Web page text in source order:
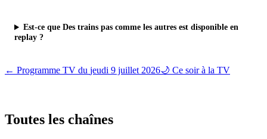
Est-ce que Des trains pas comme les autres est disponible en
replay ?
← Programme TV du jeudi 9 juillet 2026🌙 Ce soir à la TV
Toutes les chaînes